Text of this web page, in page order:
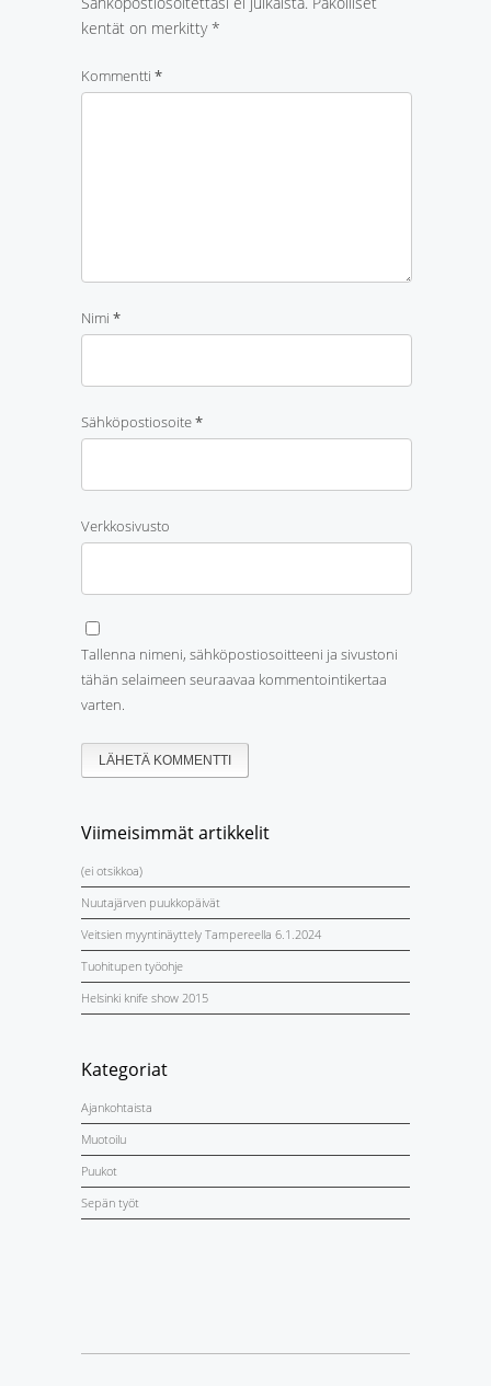
kentät on merkitty*
Kommentti *
Nimi *
Sähköpostiosoite*
Verkkosivusto
Tallenna nimeni, sähköpostiosoitteeni ja sivustoni
tähän selaimeen seuraavaa kommentointikertaa
varten.
Viimeisimmät artikkelit
(ei otsikkoa)
Nuutajärven puukkopäivät
Veitsien myyntinäyttely Tampereella 6.1.2024
Tuohitupen työohje
Helsinki knife show 2015
Kategoriat
Ajankohtaista
Muotoilu
Puukot
Sepän työt